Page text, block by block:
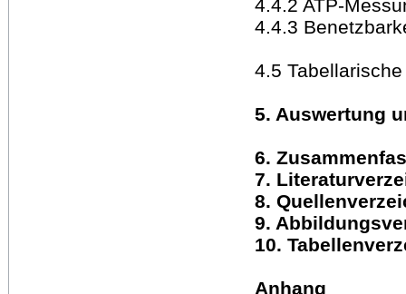
4.4.2 ATP-
4.4.3
4.5
5. Auswertung
6.
7.
8.
9.
10.
Anhang